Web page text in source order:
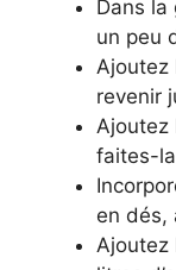
Dans
un peu
Ajoutez
revenir
Ajoutez
faites-
en dés,
Ajoutez